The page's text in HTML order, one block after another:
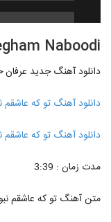
6258
Naboodi
دانلود آهنگ جدید عرفان
دانلود آهنگ تو که عاشقم
دانلود آهنگ تو که عاشقم
مدت زمان : 3:39
متن آهنگ تو که عاشقم